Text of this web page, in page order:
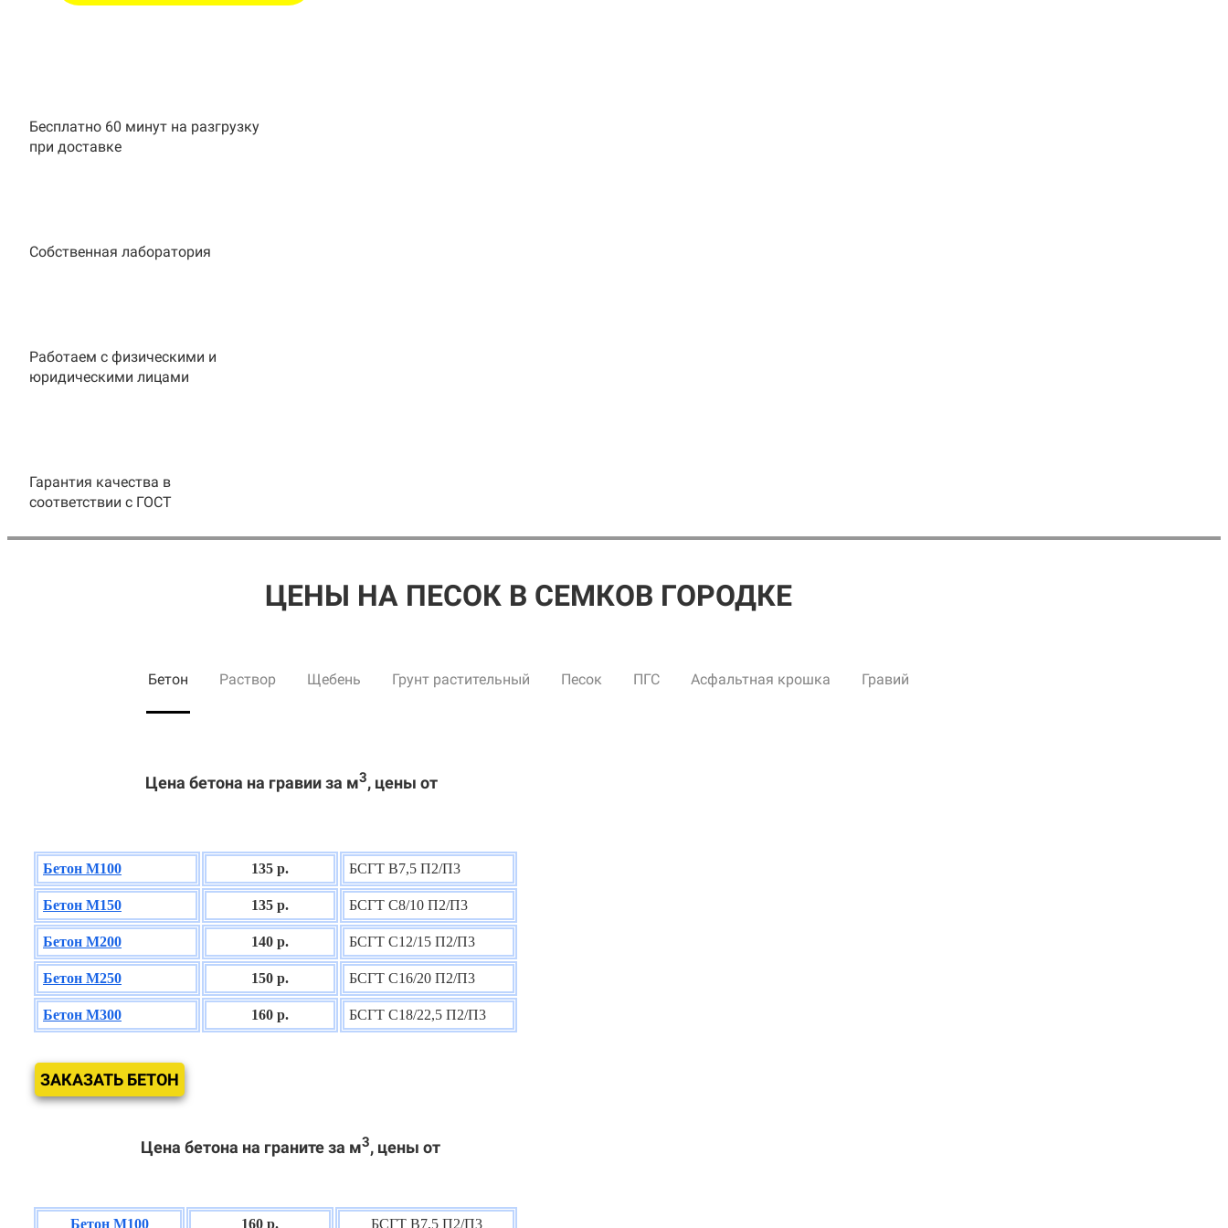
Бесплатно 60 минут на разгрузку
при доставке
Собственная лаборатория
Работаем с физическими и
юридическими лицами
Гарантия качества в
соответствии с ГОСТ
ЦЕНЫ НА ПЕСОК В СЕМКОВ ГОРОДКЕ
Бетон Раствор Щебень Грунт растительный Песок ПГС Асфальтная крошка Гравий
Цена бетона на гравии за м3, цены от
Бетон М100 135 р. БСГТ В7,5 П2/П3
Бетон М150 135 р. БСГТ С8/10 П2/П3
Бетон М200 140 р. БСГТ С12/15 П2/П3
Бетон М250 150 р. БСГТ С16/20 П2/П3
Бетон М300 160 р. БСГТ С18/22,5 П2/П3
ЗАКАЗАТЬ БЕТОН
Цена бетона на граните за м3, цены от
Бетон М100 160 р. БСГТ В7,5 П2/П3